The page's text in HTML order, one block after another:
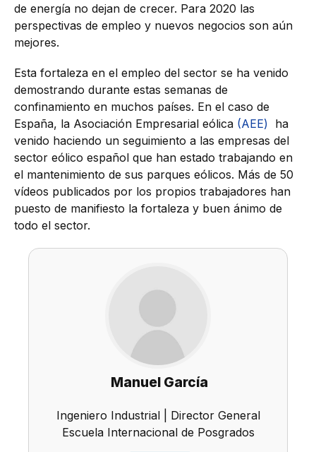
de energía no dejan de crecer. Para 2020 las
perspectivas de empleo y nuevos negocios son aún
mejores.
Esta fortaleza en el empleo del sector se ha venido
demostrando durante estas semanas de
confinamiento en muchos países. En el caso de
España, la Asociación Empresarial eólica (AEE) ha
venido haciendo un seguimiento a las empresas del
sector eólico español que han estado trabajando en
el mantenimiento de sus parques eólicos. Más de 50
vídeos publicados por los propios trabajadores han
puesto de manifiesto la fortaleza y buen ánimo de
todo el sector.
Manuel García
Ingeniero Industrial | Director General
Escuela Internacional de Posgrados